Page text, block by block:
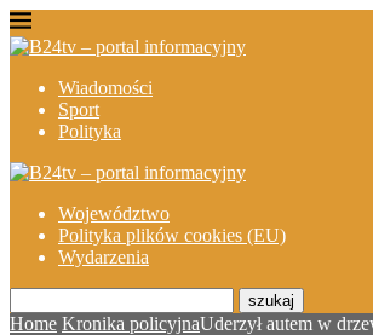
Wiadomości
Sport
Polityka
Województwo
Polityka plików cookies (EU)
Wydarzenia
szukaj
Home Kronika policyjnaUderzył autem w